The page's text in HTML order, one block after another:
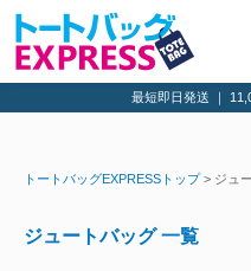
最短即日発送 ｜
トートバッグEXPRESSトップ> ジュ
ジュートバッグ 一覧